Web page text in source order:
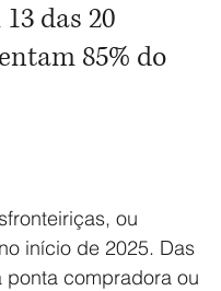
das 20
85% do
ou
início de 2025. Das
ponta compradora ou